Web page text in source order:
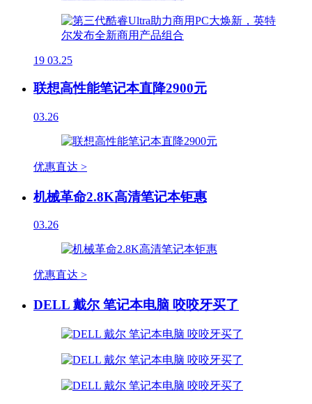
19 03.25
联想高性能笔记本直降2900元
03.26
优惠直达 >
机械革命2.8K高清笔记本钜惠
03.26
优惠直达 >
DELL 戴尔 笔记本电脑 咬咬牙买了